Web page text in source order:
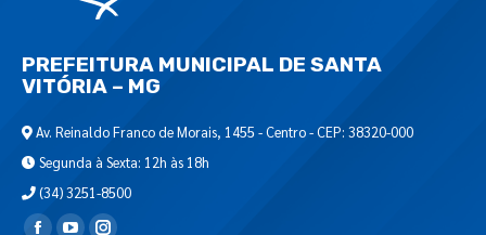
PREFEITURA MUNICIPAL DE SANTA
VITÓRIA – MG
Av. Reinaldo Franco de Morais, 1455 - Centro - CEP: 38320-000
Segunda à Sexta: 12h às 18h
(34) 3251-8500